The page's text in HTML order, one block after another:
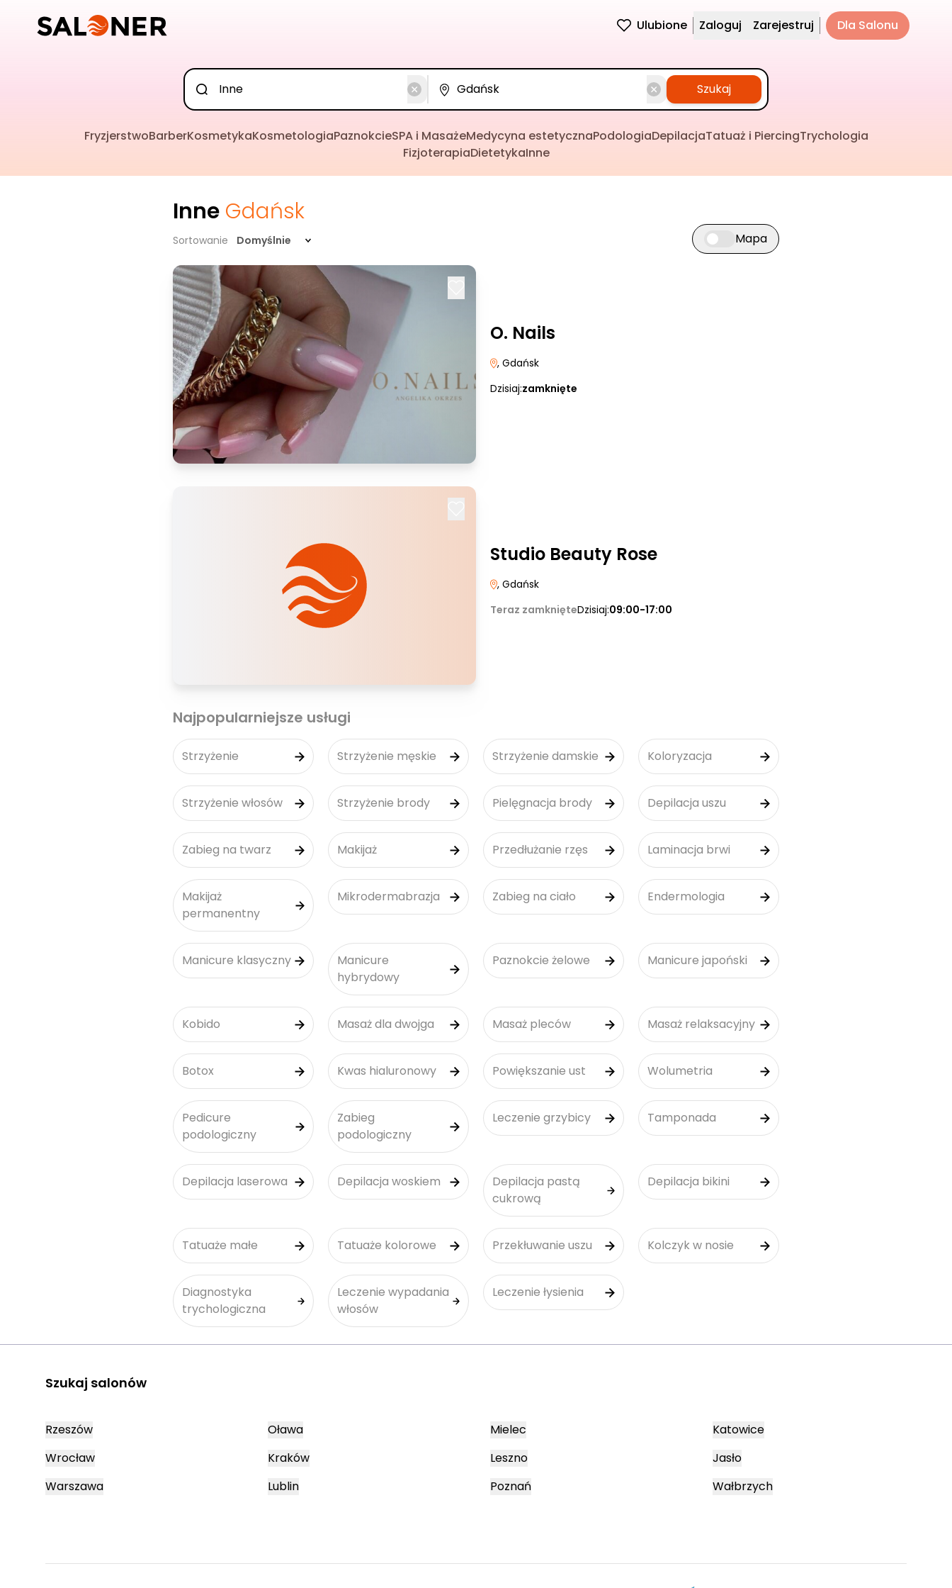
Ulubione Zaloguj Zarejestruj Dla Salonu
Szukaj
FryzjerstwoBarberKosmetykaKosmetologiaPaznokcieSPA i MasażeMedycyna estetycznaPodologiaDepilacjaTatuaż i PiercingTrychologia
FizjoterapiaDietetykaInne
Inne Gdańsk
Sortowanie Domyślnie Przełącz widok mapy
Mapa
O. Nails
, Gdańsk
Dzisiaj:zamknięte
Studio Beauty Rose
, Gdańsk
Teraz zamknięteDzisiaj:09:00-17:00
Najpopularniejsze usługi
Strzyżenie Strzyżenie męskie Strzyżenie damskie Koloryzacja
Strzyżenie włosów Strzyżenie brody Pielęgnacja brody Depilacja uszu
Zabieg na twarz Makijaż Przedłużanie rzęs Laminacja brwi
Makijaż
permanentny
Mikrodermabrazja Zabieg na ciało Endermologia
Manicure klasyczny
Manicure
hybrydowy
Paznokcie żelowe Manicure japoński
Kobido Masaż dla dwojga Masaż pleców Masaż relaksacyjny
Botox Kwas hialuronowy Powiększanie ust Wolumetria
Pedicure
podologiczny
Zabieg
podologiczny
Leczenie grzybicy Tamponada
Depilacja laserowa Depilacja woskiem
Depilacja pastą
cukrową
Depilacja bikini
Tatuaże małe Tatuaże kolorowe Przekłuwanie uszu Kolczyk w nosie
Diagnostyka
trychologiczna
Leczenie wypadania
włosów
Leczenie łysienia
Szukaj salonów
Rzeszów
Wrocław
Warszawa
Oława
Kraków
Lublin
Mielec
Leszno
Poznań
Katowice
Jasło
Wałbrzych